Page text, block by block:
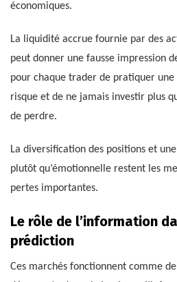
économiques.
La liquidité accrue fournie par des
peut donner une fausse impression
pour chaque trader de pratiquer
risque et de ne jamais investir plus
de perdre.
La diversification des positions et
plutôt qu’émotionnelle restent les
pertes importantes.
Le rôle de l’information
prédiction
Ces marchés fonctionnent comme